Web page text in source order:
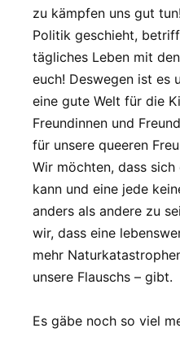
zu kämpfen uns gut
Politik geschieht,
tägliches Leben mit
euch! Deswegen ist es
eine gute Welt für die
Freundinnen und
für unsere queeren
Wir möchten, dass
kann und eine jede
anders als andere zu
wir, dass eine
mehr
unsere Flauschs – gibt.
Es gäbe noch so viel